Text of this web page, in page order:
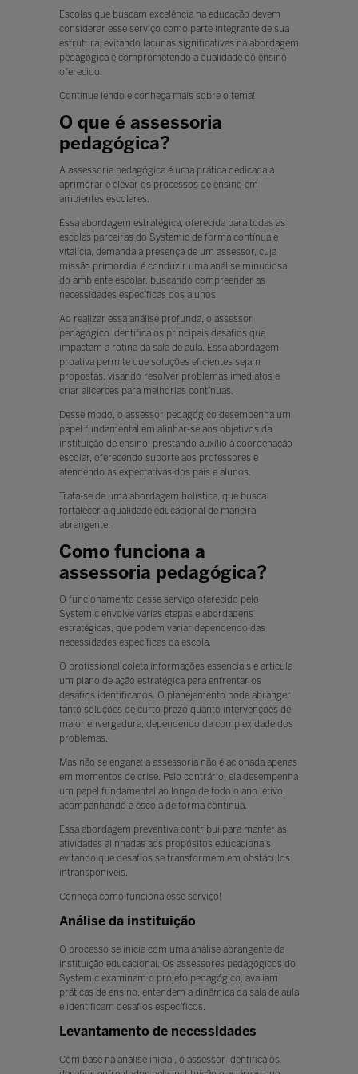
Escolas que buscam excelência na educação devem
considerar esse serviço como parte integrante de sua
estrutura, evitando lacunas significativas na abordagem
pedagógica e comprometendo a qualidade do ensino
oferecido.
Continue lendo e conheça mais sobre o tema!
O que é assessoria
pedagógica?
A assessoria pedagógica é uma prática dedicada a
aprimorar e elevar os processos de ensino em
ambientes escolares.
Essa abordagem estratégica, oferecida para todas as
escolas parceiras do Systemic de forma contínua e
vitalícia, demanda a presença de um assessor, cuja
missão primordial é conduzir uma análise minuciosa
do ambiente escolar, buscando compreender as
necessidades específicas dos alunos.
Ao realizar essa análise profunda, o assessor
pedagógico identifica os principais desafios que
impactam a rotina da sala de aula. Essa abordagem
proativa permite que soluções eficientes sejam
propostas, visando resolver problemas imediatos e
criar alicerces para melhorias contínuas.
Desse modo, o assessor pedagógico desempenha um
papel fundamental em alinhar-se aos objetivos da
instituição de ensino, prestando auxílio à coordenação
escolar, oferecendo suporte aos professores e
atendendo às expectativas dos pais e alunos.
Trata-se de uma abordagem holística, que busca
fortalecer a qualidade educacional de maneira
abrangente.
Como funciona a
assessoria pedagógica?
O funcionamento desse serviço oferecido pelo
Systemic envolve várias etapas e abordagens
estratégicas, que podem variar dependendo das
necessidades específicas da escola.
O profissional coleta informações essenciais e articula
um plano de ação estratégica para enfrentar os
desafios identificados. O planejamento pode abranger
tanto soluções de curto prazo quanto intervenções de
maior envergadura, dependendo da complexidade dos
problemas.
Mas não se engane: a assessoria não é acionada apenas
em momentos de crise. Pelo contrário, ela desempenha
um papel fundamental ao longo de todo o ano letivo,
acompanhando a escola de forma contínua.
Essa abordagem preventiva contribui para manter as
atividades alinhadas aos propósitos educacionais,
evitando que desafios se transformem em obstáculos
intransponíveis.
Conheça como funciona esse serviço!
Análise da instituição
O processo se inicia com uma análise abrangente da
instituição educacional. Os assessores pedagógicos do
Systemic examinam o projeto pedagógico, avaliam
práticas de ensino, entendem a dinâmica da sala de aula
e identificam desafios específicos.
Levantamento de necessidades
Com base na análise inicial, o assessor identifica os